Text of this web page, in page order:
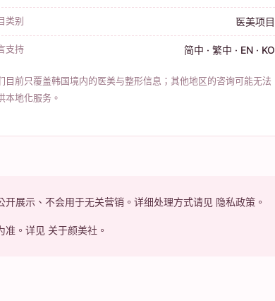
类别 医美项目
支持 简中 · 繁中 · EN · KO
目前只覆盖韩国境内的医美与整形信息；其他地区的咨询可能无法
本地化服务。
展示、不会用于无关营销。详细处理方式请见 隐私政策 。
准。详见 关于颜美社 。